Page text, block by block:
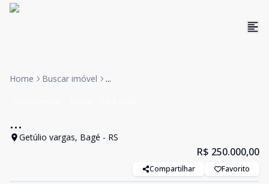
Home Buscar imóvel ...
...
Getúlio vargas, Bagé - RS
R$ 250.000,00
Compartilhar Favorito